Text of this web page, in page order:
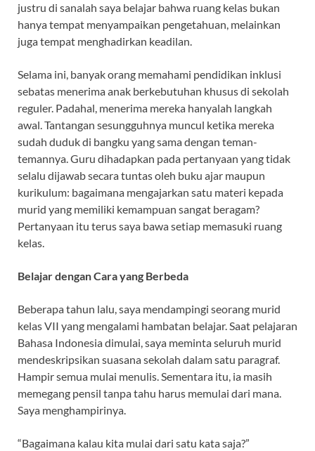
justru di sanalah saya belajar bahwa ruang kelas bukan
hanya tempat menyampaikan pengetahuan, melainkan
juga tempat menghadirkan keadilan.
Selama ini, banyak orang memahami pendidikan inklusi
sebatas menerima anak berkebutuhan khusus di sekolah
reguler. Padahal, menerima mereka hanyalah langkah
awal. Tantangan sesungguhnya muncul ketika mereka
sudah duduk di bangku yang sama dengan teman-
temannya. Guru dihadapkan pada pertanyaan yang tidak
selalu dijawab secara tuntas oleh buku ajar maupun
kurikulum: bagaimana mengajarkan satu materi kepada
murid yang memiliki kemampuan sangat beragam?
Pertanyaan itu terus saya bawa setiap memasuki ruang
kelas.
Belajar dengan Cara yang Berbeda
Beberapa tahun lalu, saya mendampingi seorang murid
kelas VII yang mengalami hambatan belajar. Saat pelajaran
Bahasa Indonesia dimulai, saya meminta seluruh murid
mendeskripsikan suasana sekolah dalam satu paragraf.
Hampir semua mulai menulis. Sementara itu, ia masih
memegang pensil tanpa tahu harus memulai dari mana.
Saya menghampirinya.
“Bagaimana kalau kita mulai dari satu kata saja?”